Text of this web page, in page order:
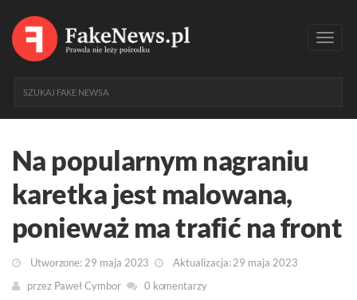
Na popularnym nagraniu
karetka jest malowana,
ponieważ ma trafić na front
Utworzone: 29 maja 2023
Aktualizacja: 29 maja 2023
przez Paweł Cymbor 0 komentarzy